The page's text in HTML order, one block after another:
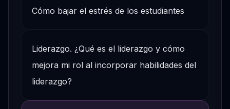
Cómo bajar el estrés de los estudiantes
Liderazgo. ¿Qué es el liderazgo y cómo
mejora mi rol al incorporar habilidades del
liderazgo?